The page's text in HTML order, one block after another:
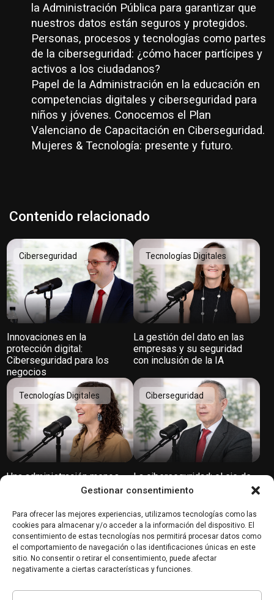
Gestionar consentimiento
Para ofrecer las mejores experiencias, utilizamos tecnologías como las
cookies para almacenar y/o acceder a la información del dispositivo. El
consentimiento de estas tecnologías nos permitirá procesar datos como
el comportamiento de navegación o las identificaciones únicas en este
sitio. No consentir o retirar el consentimiento, puede afectar
negativamente a ciertas características y funciones.
la Administración Pública para garantizar que
nuestros datos están seguros y protegidos.
Personas, procesos y tecnologías como partes
de la ciberseguridad: ¿cómo hacer partícipes y
activos a los ciudadanos?
Papel de la Administración en la educación en
competencias digitales y ciberseguridad para
niños y jóvenes. Conocemos el Plan
Valenciano de Capacitación en Ciberseguridad.
Mujeres & Tecnología: presente y futuro.
Contenido relacionado
Ciberseguridad
Innovaciones en la
protección digital:
Ciberseguridad para los
negocios
Tecnologías Digitales
La gestión del dato en las
empresas y su seguridad
con inclusión de la IA
Tecnologías Digitales
Una administración menos
presencial y más efectiva: la
Ciberseguridad
La ciberseguridad: el eje de
la transformación digital con
IoT